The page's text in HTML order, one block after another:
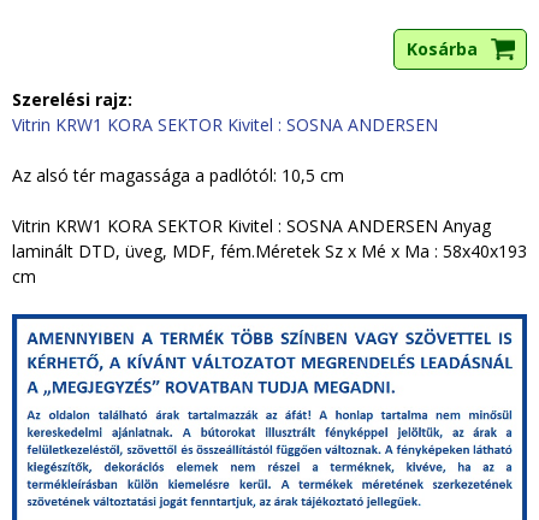
Szerelési rajz:
Vitrin KRW1 KORA SEKTOR Kivitel : SOSNA ANDERSEN
Az alsó tér magassága a padlótól: 10,5 cm
Vitrin KRW1 KORA SEKTOR Kivitel : SOSNA ANDERSEN Anyag
laminált DTD, üveg, MDF, fém.Méretek Sz x Mé x Ma : 58x40x193
cm
g
k